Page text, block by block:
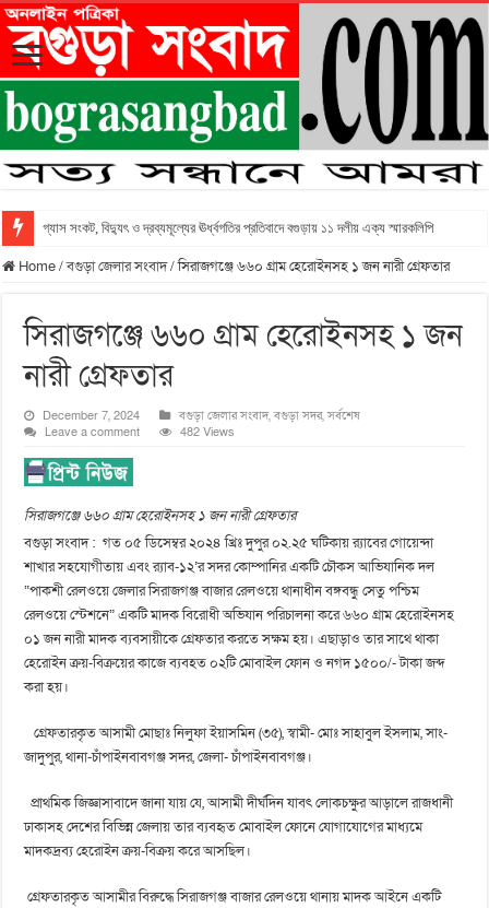
গ্যাস সংকট, বিদ্যুৎ ও দ্রব্যমূল্যের ঊর্ধ্বগতির প্রতিবাদে বগুড়ায় ১১ দলীয় এক্য স্মারকলিপি
Home/বগুড়া জেলার সংবাদ/সিরাজগঞ্জে ৬৬০ গ্রাম হেরোইনসহ ১ জন নারী গ্রেফতার
সিরাজগঞ্জে ৬৬০ গ্রাম হেরোইনসহ ১ জন
নারী গ্রেফতার
December 7, 2024 বগুড়া জেলার সংবাদ,বগুড়া সদর,সর্বশেষ
Leave a comment
482 Views
সিরাজগঞ্জে ৬৬০ গ্রাম হেরোইনসহ ১ জন নারী গ্রেফতার
বগুড়া সংবাদ : গত ০৫ ডিসেম্বর ২০২৪ খ্রিঃ দুপুর ০২.২৫ ঘটিকায় র‌্যাবের গোয়েন্দা
শাখার সহযোগীতায় এবং র‌্যাব-১২’র সদর কোম্পানির একটি চৌকস আভিযানিক দল
“পাকশী রেলওয়ে জেলার সিরাজগঞ্জ বাজার রেলওয়ে থানাধীন বঙ্গবন্ধু সেতু পশ্চিম
রেলওয়ে স্টেশনে” একটি মাদক বিরোধী অভিযান পরিচালনা করে ৬৬০ গ্রাম হেরোইনসহ
০১ জন নারী মাদক ব্যবসায়ীকে গ্রেফতার করতে সক্ষম হয়। এছাড়াও তার সাথে থাকা
হেরোইন ক্রয়-বিক্রয়ের কাজে ব্যবহত ০২টি মোবাইল ফোন ও নগদ ১৫০০/- টাকা জব্দ
করা হয়।
গ্রেফতারকৃত আসামী মোছাঃ নিলুফা ইয়াসমিন (৩৫), স্বামী- মোঃ সাহাবুল ইসলাম, সাং-
জাদুপুর, থানা-চাঁপাইনবাবগঞ্জ সদর, জেলা- চাঁপাইনবাবগঞ্জ।
প্রাথমিক জিজ্ঞাসাবাদে জানা যায় যে, আসামী দীর্ঘদিন যাবৎ লোকচক্ষুর আড়ালে রাজধানী
ঢাকাসহ দেশের বিভিন্ন জেলায় তার ব্যবহৃত মোবাইল ফোনে যোগাযোগের মাধ্যমে
মাদকদ্রব্য হেরোইন ক্রয়-বিক্রয় করে আসছিল।
গ্রেফতারকৃত আসামীর বিরুদ্ধে সিরাজগঞ্জ বাজার রেলওয়ে থানায় মাদক আইনে একটি